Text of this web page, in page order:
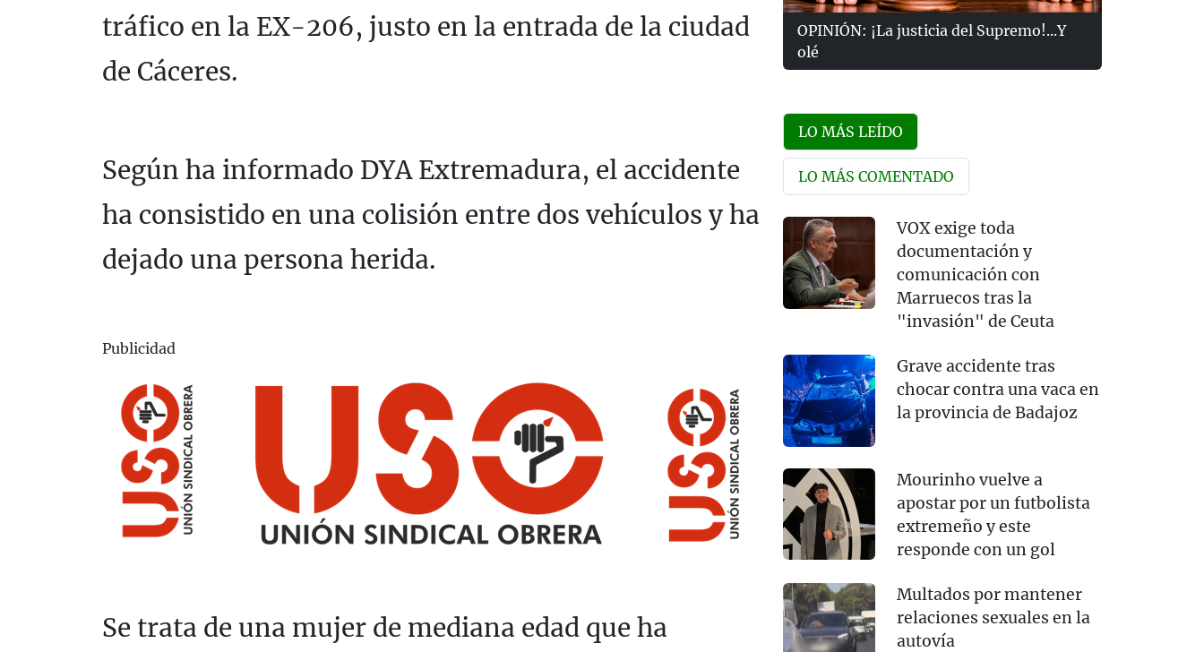
tráfico en la EX-206, justo en la entrada de la ciudad
de Cáceres.
Según ha informado DYA Extremadura, el accidente
ha consistido en una colisión entre dos vehículos y ha
dejado una persona herida.
Publicidad
Se trata de una mujer de mediana edad que ha
OPINIÓN: ¡La justicia del Supremo!...Y
olé
LO MÁS LEÍDO
LO MÁS COMENTADO
VOX exige toda
documentación y
comunicación con
Marruecos tras la
"invasión" de Ceuta
Grave accidente tras
chocar contra una vaca en
la provincia de Badajoz
Mourinho vuelve a
apostar por un futbolista
extremeño y este
responde con un gol
Multados por mantener
relaciones sexuales en la
autovía